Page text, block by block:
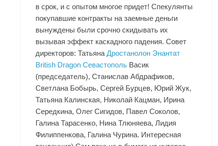
в срок, и с опытом многое придет! Спекулянты
покупавшие контракты на заемные деньги
вынуждены были срочно скидывать их
вызывая эффект каскадного падения. Совет
директоров: ТатьянаДростанолон Энантат
British Dragon Севастополь Васик
(председатель), Станислав Абдрафиков,
Светлана Бобырь, Сергей Бурцев, Юрий Жук,
Татьяна Калинская, Николай Кацман, Ирина
Середкина, Олег Сигидов, Павел Соколов,
Галина Тарасенко, Нина Тлюняева, Лидия
Филиппенкова, Галина Чурина. Интересная